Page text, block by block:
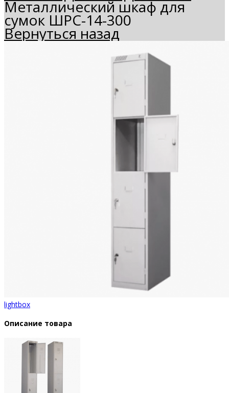
Металлический шкаф для
сумок ШРС-14-300
Вернуться назад
lightbox
Описание товара